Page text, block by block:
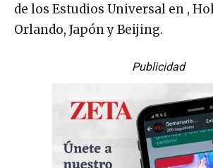
de los Estudios Universal en ,
Orlando, Japón y Beijing.
Publicidad